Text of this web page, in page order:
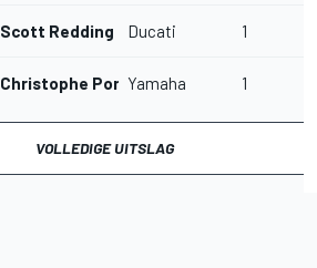
Scott Redding Ducati 1
Christophe PonssonYamaha 1
VOLLEDIGE UITSLAG